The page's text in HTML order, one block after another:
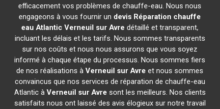
efficacement vos problèmes de chauffe-eau. Nous nous
engageons à vous fournir un devis Réparation chauffe
eau Atlantic Verneuil sur Avre détaillé et transparent,
incluant les délais et les tarifs. Nous sommes transparents
sur nos coûts et nous nous assurons que vous soyez
informé à chaque étape du processus. Nous sommes fiers
de nos réalisations àVerneuil sur Avre et nous sommes
convaincus que nos services de réparation de chauffe-eau
Atlantic à Verneuil sur Avre sont les meilleurs. Nos clients
satisfaits nous ont laissé des avis élogieux sur notre travail